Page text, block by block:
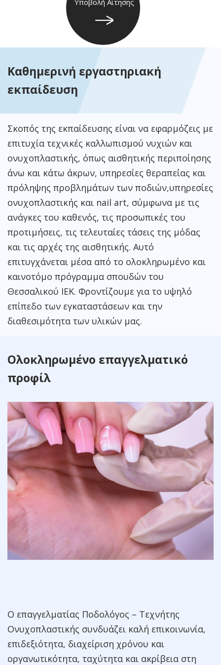
Καθημερινή εργαστηριακή
εκπαίδευση
Σκοπός της εκπαίδευσης είναι να εφαρμόζεις με
επιτυχία τεχνικές καλλωπισμού νυχιών και
ονυχοπλαστικής, όπως αισθητικής περιποίησης
άνω και κάτω άκρων, υπηρεσίες θεραπείας και
πρόληψης προβλημάτων των ποδιών,υπηρεσίες
oνυχοπλαστικής και nail art, σύμφωνα με τις
ανάγκες του καθενός, τις προσωπικές του
προτιμήσεις, τις τελευταίες τάσεις της μόδας
και τις αρχές της αισθητικής. Αυτό
επιτυγχάνεται μέσα από το ολοκληρωμένο και
καινοτόμο πρόγραμμα σπουδών του
Θεσσαλικού ΙΕΚ. Φροντίζουμε για το υψηλό
επίπεδο των εγκαταστάσεων και την
διαθεσιμότητα των υλικών μας.
Ολοκληρωμένο επαγγελματικό
προφίλ
Ο επαγγελματίας Ποδολόγος – Τεχνήτης
Ονυχοπλαστικής συνδυάζει καλή επικοινωνία,
επιδεξιότητα, διαχείριση χρόνου και
οργανωτικότητα, ταχύτητα και ακρίβεια στη